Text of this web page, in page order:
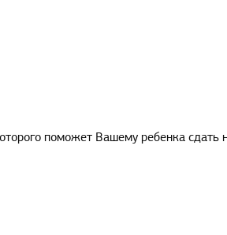
поможет Вашему ребенка